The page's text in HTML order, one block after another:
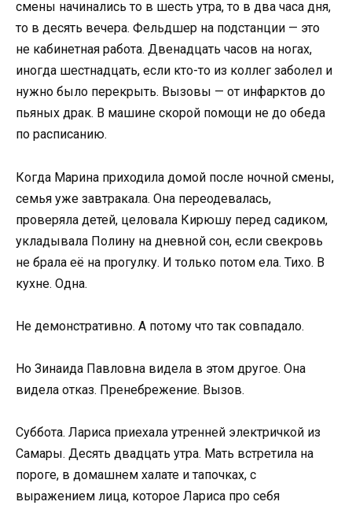
смены начинались то в шесть утра, то в два часа дня,
то в десять вечера. Фельдшер на подстанции — это
не кабинетная работа. Двенадцать часов на ногах,
иногда шестнадцать, если кто-то из коллег заболел и
нужно было перекрыть. Вызовы — от инфарктов до
пьяных драк. В машине скорой помощи не до обеда
по расписанию.
Когда Марина приходила домой после ночной смены,
семья уже завтракала. Она переодевалась,
проверяла детей, целовала Кирюшу перед садиком,
укладывала Полину на дневной сон, если свекровь
не брала её на прогулку. И только потом ела. Тихо. В
кухне. Одна.
Не демонстративно. А потому что так совпадало.
Но Зинаида Павловна видела в этом другое. Она
видела отказ. Пренебрежение. Вызов.
Суббота. Лариса приехала утренней электричкой из
Самары. Десять двадцать утра. Мать встретила на
пороге, в домашнем халате и тапочках, с
выражением лица, которое Лариса про себя